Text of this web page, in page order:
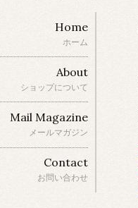
Home
ホーム
About
ショップについて
Mail Magazine
メールマガジン
Contact
お問い合わせ